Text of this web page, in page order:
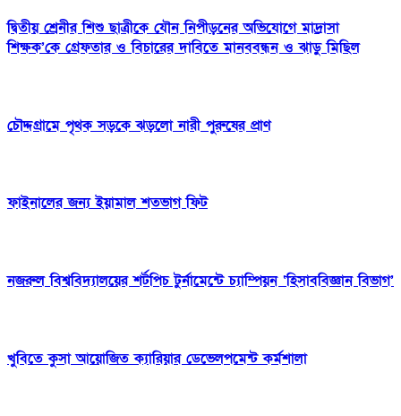
দ্বিতীয় শ্রেনীর শিশু ছাত্রীকে যৌন নিপীড়নের অভিযোগে মাদ্রাসা
শিক্ষক’কে গ্রেফতার ও বিচারের দাবিতে মানববন্ধন ও ঝাড়ু মিছিল
চৌদ্দগ্রামে পৃথক সড়কে ঝড়লো নারী পুরুষের প্রাণ
ফাইনালের জন্য ইয়ামাল শতভাগ ফিট
নজরুল বিশ্ববিদ্যালয়ের শর্টপিচ টুর্নামেন্টে চ্যাম্পিয়ন ‘হিসাববিজ্ঞান বিভাগ’
খুবিতে কুসা আয়োজিত ক্যারিয়ার ডেভেলপমেন্ট কর্মশালা